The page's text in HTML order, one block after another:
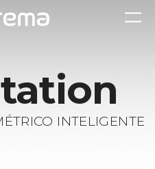
INTELIGENTE